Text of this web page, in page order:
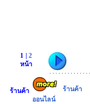
1 | 2
หน้า
ร้านค้า
ร้านค้า
ออนไลน์